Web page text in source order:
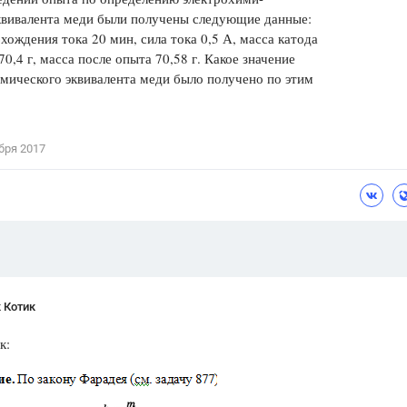
Цветков Л. А.
Психология
Отношения,Любовь,
меди были получены следующие данные:
тока 20 мин, сила тока 0,5 А, масса катода
г, масса после опыта 70,58 г. Какое значение
эквивалента меди было получено по этим
2017
Котик